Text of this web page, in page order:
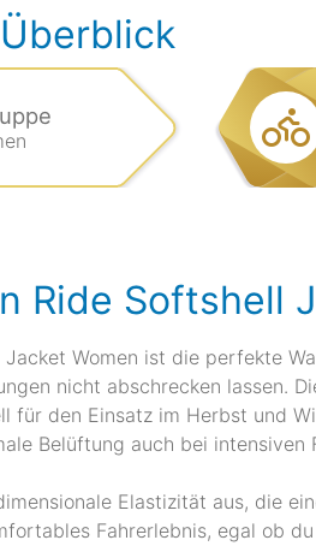
Ride Softshell
Women ist die perfekte
nicht abschrecken lassen.
für den Einsatz im Herbst und
Belüftung auch bei intensiven
Elastizität aus, die
Fahrerlebnis, egal ob